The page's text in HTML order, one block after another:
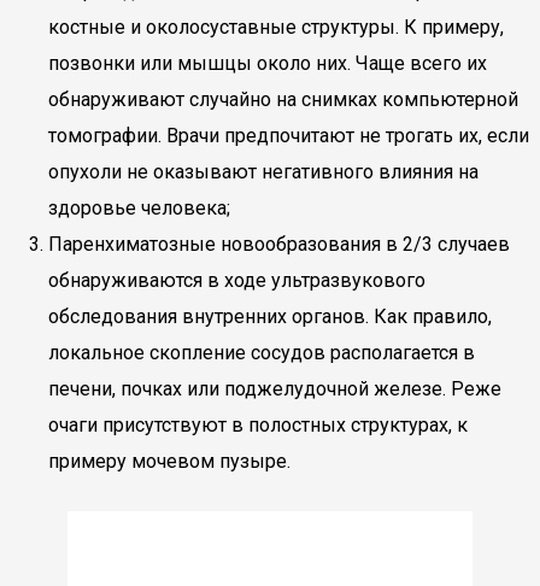
костные и околосуставные структуры. К примеру,
позвонки или мышцы около них. Чаще всего их
обнаруживают случайно на снимках компьютерной
томографии. Врачи предпочитают не трогать их, если
опухоли не оказывают негативного влияния на
здоровье человека;
Паренхиматозные новообразования в 2/3 случаев
обнаруживаются в ходе ультразвукового
обследования внутренних органов. Как правило,
локальное скопление сосудов располагается в
печени, почках или поджелудочной железе. Реже
очаги присутствуют в полостных структурах, к
примеру мочевом пузыре.